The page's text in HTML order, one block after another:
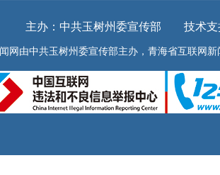
主办：中共玉树州委宣传部 技术支
网由中共玉树州委宣传部主办，青海省互联网